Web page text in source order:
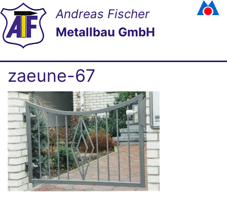
Andreas Fischer
Metallbau GmbH
zaeune-67